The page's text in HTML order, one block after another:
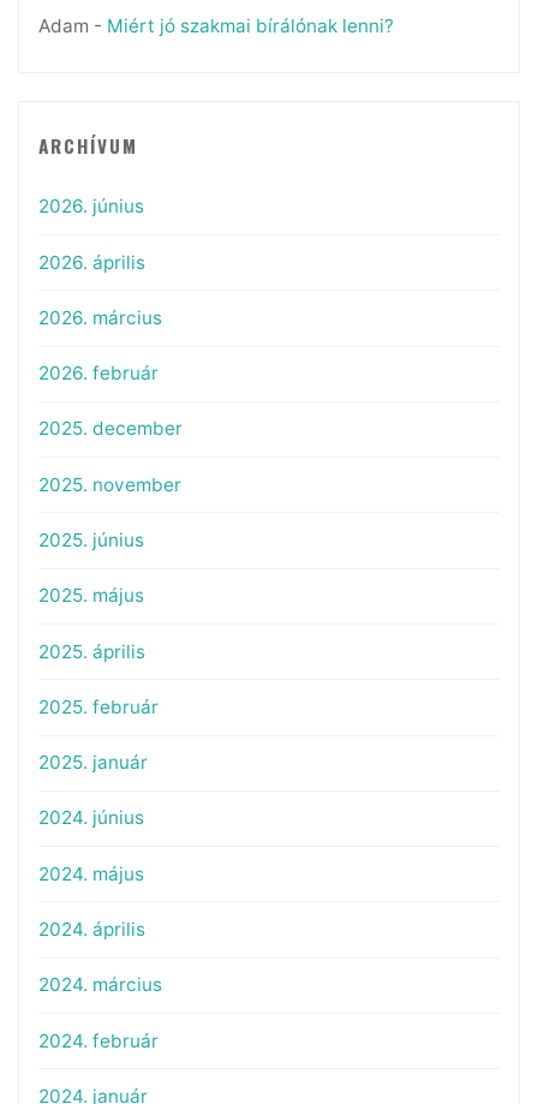
Adam - Miért jó szakmai bírálónak lenni?
ARCHÍVUM
2026. június
2026. április
2026. március
2026. február
2025. december
2025. november
2025. június
2025. május
2025. április
2025. február
2025. január
2024. június
2024. május
2024. április
2024. március
2024. február
2024. január